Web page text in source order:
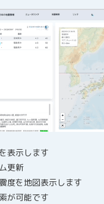
表示します
更新
度を地図表示します
が可能です